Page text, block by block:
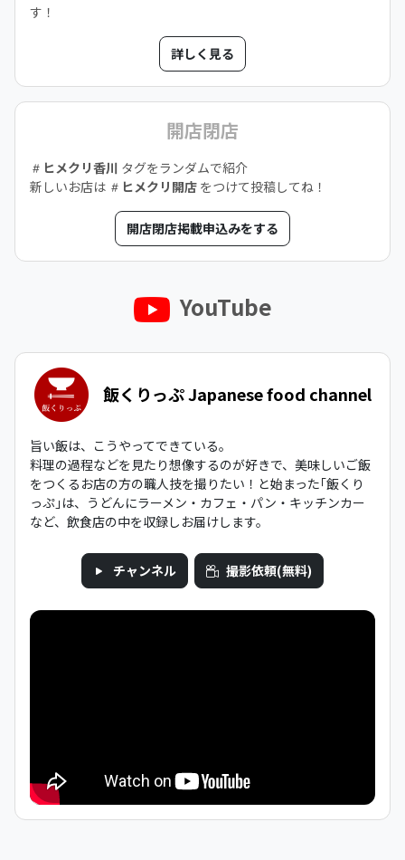
す！
詳しく見る
開店閉店
ヒメクリ香川 タグをランダムで紹介
新しいお店は
ヒメクリ開店 をつけて投稿してね！
開店閉店掲載申込みをする
YouTube
飯くりっぷ Japanese food channel
旨い飯は、こうやってできている。
料理の過程などを見たり想像するのが好きで、美味しいご飯
をつくるお店の方の職人技を撮りたい！と始まった｢飯くり
っぷ｣は、うどんにラーメン・カフェ・パン・キッチンカー
など、飲食店の中を収録しお届けします。
チャンネル 撮影依頼(無料)